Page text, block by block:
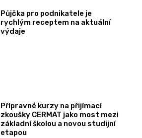
Půjčka pro podnikatele je
rychlým receptem na aktuální
výdaje
Přípravné kurzy na přijímací
zkoušky CERMAT jako most mezi
základní školou a novou studijní
etapou